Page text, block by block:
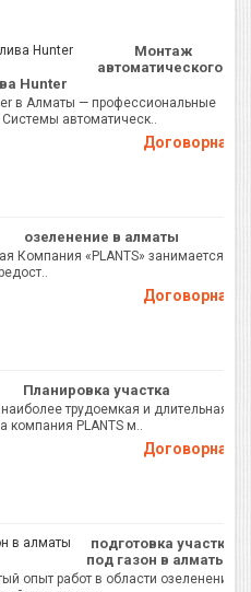
Монтаж
автоматического
Hunter
в Алматы — профессиональные
автоматическ..
Договорная
озеленение в алматы
Компания «PLANTS» занимается
Договорная
Планировка участка
трудоемкая и длительная
компания PLANTS м..
Договорная
подготовка участка
под газон в алматы
опыт работ в области озеленения